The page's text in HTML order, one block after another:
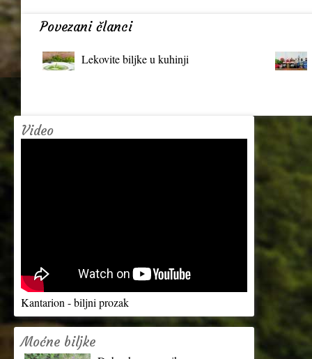
Povezani članci
Lekovite biljke u kuhinji
Video
Kantarion - biljni prozak
Moćne biljke